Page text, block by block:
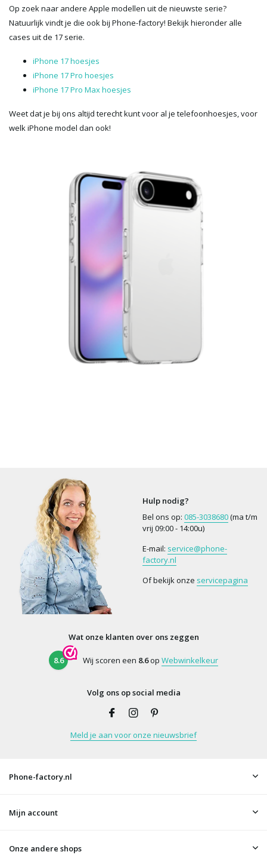
Op zoek naar andere Apple modellen uit de nieuwste serie?
Natuurlijk vindt je die ook bij Phone-factory! Bekijk hieronder alle
cases uit de 17 serie.
iPhone 17 hoesjes
iPhone 17 Pro hoesjes
iPhone 17 Pro Max hoesjes
Weet dat je bij ons altijd terecht kunt voor al je telefoonhoesjes, voor
welk iPhone model dan ook!
Hulp nodig?
Bel ons op: 085-3038680(ma t/m
vrij 09:00 - 14:00u)
E-mail: service@phone-
factory.nl
Of bekijk onze servicepagina
Wat onze klanten over ons zeggen
8.6 Wij scoren een 8.6op Webwinkelkeur
Volg ons op social media
Meld je aan voor onze nieuwsbrief
Phone-factory.nl
Mijn account
Onze andere shops